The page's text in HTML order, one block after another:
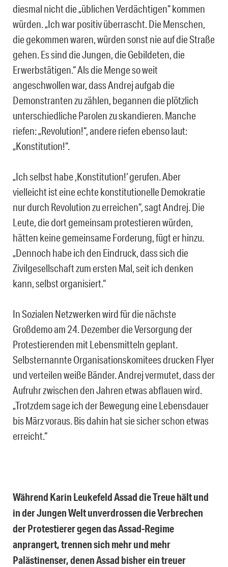
diesmal nicht die „üblichen Verdächtigen“ kommen
würden. „Ich war positiv überrascht. Die Menschen,
die gekommen waren, würden sonst nie auf die Straße
gehen. Es sind die Jungen, die Gebildeten, die
Erwerbstätigen.“ Als die Menge so weit
angeschwollen war, dass Andrej aufgab die
Demonstranten zu zählen, begannen die plötzlich
unterschiedliche Parolen zu skandieren. Manche
riefen: „Revolution!“, andere riefen ebenso laut:
„Konstitution!“.
„Ich selbst habe ,Konstitution!‘ gerufen. Aber
vielleicht ist eine echte konstitutionelle Demokratie
nur durch Revolution zu erreichen“, sagt Andrej. Die
Leute, die dort gemeinsam protestieren würden,
hätten keine gemeinsame Forderung, fügt er hinzu.
„Dennoch habe ich den Eindruck, dass sich die
Zivilgesellschaft zum ersten Mal, seit ich denken
kann, selbst organisiert.“
In Sozialen Netzwerken wird für die nächste
Großdemo am 24. Dezember die Versorgung der
Protestierenden mit Lebensmitteln geplant.
Selbsternannte Organisationskomitees drucken Flyer
und verteilen weiße Bänder. Andrej vermutet, dass der
Aufruhr zwischen den Jahren etwas abflauen wird.
„Trotzdem sage ich der Bewegung eine Lebensdauer
bis März voraus. Bis dahin hat sie sicher schon etwas
erreicht.“
Während Karin Leukefeld Assad die Treue hält und
in der Jungen Welt unverdrossen die Verbrechen
der Protestierer gegen das Assad-Regime
anprangert, trennen sich mehr und mehr
Palästinenser, denen Assad bisher ein treuer